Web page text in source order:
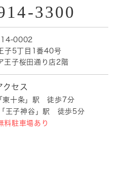
区眼科健診について
ら受診券が発送されてい
予約制ではありませんの
時間内に直接当院にお越
～12月27日（土）です。
。
3300
0002
子5丁目1番40号
王子桜田通り店2階
クセス
東十条」駅 徒歩7分
王子神谷」駅 徒歩5分
料駐車場あり